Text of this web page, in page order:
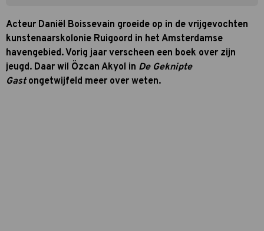
Acteur Daniël Boissevain groeide op in de vrijgevochten
kunstenaarskolonie Ruigoord in het Amsterdamse
havengebied. Vorig jaar verscheen een boek over zijn
jeugd. Daar wil Özcan Akyol in De Geknipte
Gastongetwijfeld meer over weten.